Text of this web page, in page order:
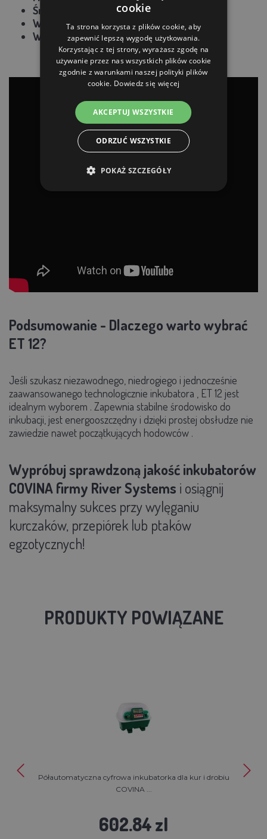
Średnie dzienne spożycie:
Wymiary: Wymiary: 36 × 28 × 26 cm
Waga:
2,57 kg
Podsumowanie - Dlaczego warto wybrać
ET 12?
Jeśli szukasz niezawodnego, niedrogiego i jednocześnie
zaawansowanego technologicznie inkubatora
ET 12 jest
idealnym wyborem . Zapewnia stabilne środowisko do
inkubacji, jest energooszczędny i dzięki prostej obsłudze nie
zawiedzie nawet początkujących hodowców .
Wypróbuj sprawdzoną jakość inkubatorów
COVINA firmy River Systems i osiągnij
maksymalny sukces przy wylęganiu
kurczaków, przepiórek lub ptaków
egzotycznych!
PRODUKTY POWIĄZANE
Półautomatyczna cyfrowa inkubatorka dla kur i drobiu
COVINA ...
602.84 zl
cookie
Ta strona korzysta z plików cookie, aby
zapewnić lepszą wygodę użytkowania.
Korzystając z tej strony, wyrażasz zgodę na
używanie przez nas wszystkich plików cookie
zgodnie z warunkami naszej polityki plików
cookie. Dowiedz się więcej
AKCEPTUJ WSZYSTKIE
ODRZUĆ WSZYSTKIE
POKAŻ SZCZEGÓŁY